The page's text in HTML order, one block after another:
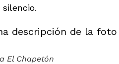
El Chapetón